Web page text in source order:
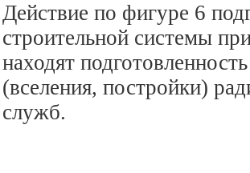
Действие по фигуре 6
строительной системы
находят
(вселения, постройки)
служб.